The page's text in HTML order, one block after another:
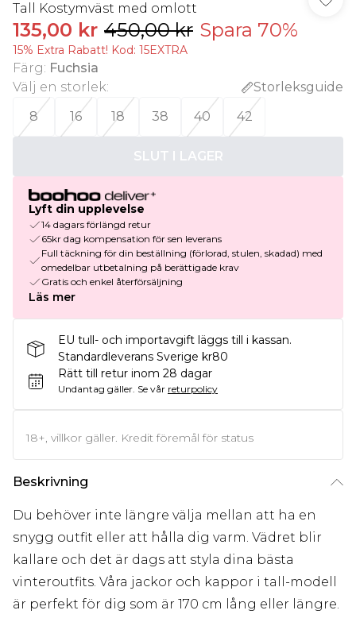
Tall Kostymväst med omlott
135,00 kr 450,00 kr Spara 70%
15% Extra Rabatt! Kod: 15EXTRA
Färg: Fuchsia
Välj en storlek:
Storleksguide
8
16 18 38 40 42
SLUT I LAGER
Lyft din upplevelse
14 dagars förlängd retur
65kr dag kompensation för sen leverans
Full täckning för din beställning (förlorad, stulen, skadad) med
omedelbar utbetalning på berättigade krav
Gratis och enkel återförsäljning
Läs mer
EU tull- och importavgift läggs till i kassan.
Standardleverans Sverige kr80
Rätt till retur inom 28 dagar
Undantag gäller. Se vår returpolicy
18+, villkor gäller. Kredit föremål för status
Beskrivning
Du behöver inte längre välja mellan att ha en
snygg outfit eller att hålla dig varm. Vädret blir
kallare och det är dags att styla dina bästa
vinteroutfits. Våra jackor och kappor i tall-modell
är perfekt för dig som är 170 cm lång eller längre.